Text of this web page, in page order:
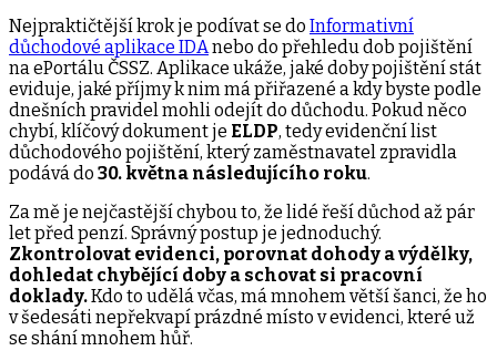
Nejpraktičtější krok je podívat se do Informativní
důchodové aplikace IDAnebo do přehledu dob pojištění
na ePortálu ČSSZ. Aplikace ukáže, jaké doby pojištění stát
eviduje, jaké příjmy k nim má přiřazené a kdy byste podle
dnešních pravidel mohli odejít do důchodu. Pokud něco
chybí, klíčový dokument je ELDP, tedy evidenční list
důchodového pojištění, který zaměstnavatel zpravidla
podává do 30. května následujícího roku.
Za mě je nejčastější chybou to, že lidé řeší důchod až pár
let před penzí. Správný postup je jednoduchý.
Zkontrolovat evidenci, porovnat dohody a výdělky,
dohledat chybějící doby a schovat si pracovní
doklady.Kdo to udělá včas, má mnohem větší šanci, že ho
v šedesáti nepřekvapí prázdné místo v evidenci, které už
se shání mnohem hůř.